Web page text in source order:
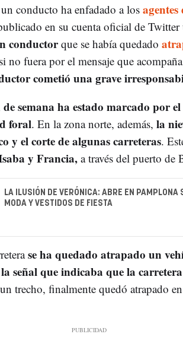
conducto ha enfadado a los
en su cuenta oficial de Twitter
conductorque se había quedado
no fuera por el mensaje que
cometió una grave
semana ha estado marcado por
foral. En la zona norte, además, la
y el corte de algunas carreteras.
y Francia,a través del puerto de
LA ILUSIÓN DE VERÓNICA: ABRE EN PAMPLONA
MODA Y VESTIDOS DE FIESTA
se ha quedado atrapado un
señal que indicaba que la
trecho, finalmente quedó atrapado